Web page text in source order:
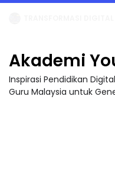
Akademi
Inspirasi Pendidikan
Guru Malaysia untuk